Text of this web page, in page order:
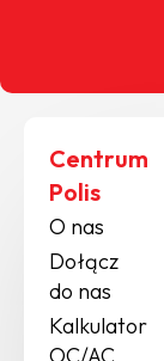
Centrum
Polis
O nas
Dołącz
do nas
Kalkulator
OC/AC